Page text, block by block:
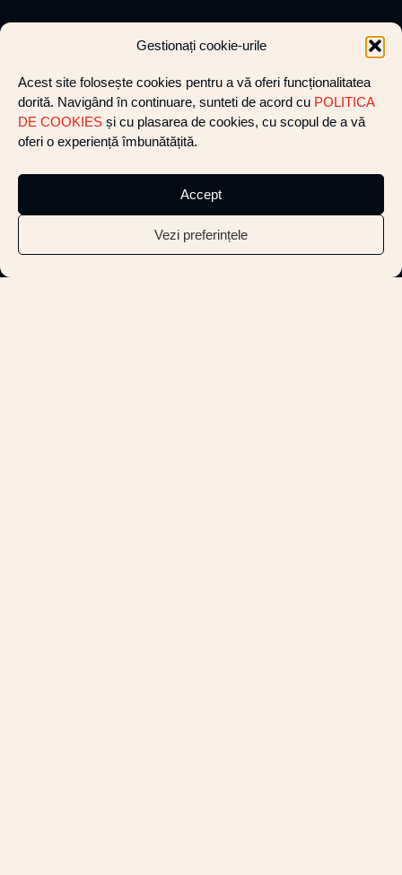
Gestionați cookie-urile
Acest site folosește cookies pentru a vă oferi funcționalitatea
dorită. Navigând în continuare, sunteti de acord cu POLITICA
DE COOKIES și cu plasarea de cookies, cu scopul de a vă
oferi o experiență îmbunătățită.
Accept
Vezi preferințele
FACEBOOK
TWITTER
INSTAGRAM
DELIVERY U0026#038; RETURNS